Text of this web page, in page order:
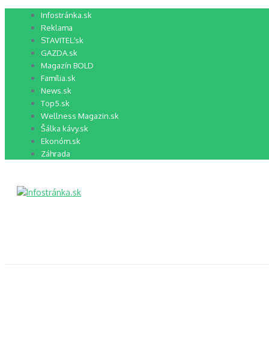
Preskočiť Infostránka.sk
Reklama
STAVITEĽ.sk
GAZDA.sk
Magazín BOLD
Família.sk
News.sk
Top5.sk
Wellness Magazin.sk
Šálka kávy.sk
Ekonóm.sk
Záhrada